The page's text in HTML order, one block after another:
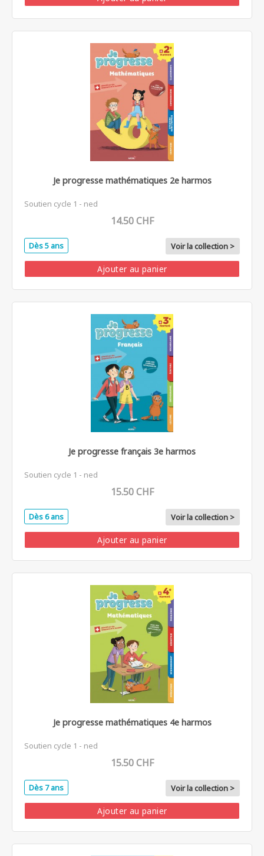
Je progresse mathématiques 2e harmos
Soutien cycle 1 - ned
14.50 CHF
Dès 5 ans Voir la collection >
Ajouter au panier
Je progresse français 3e harmos
Soutien cycle 1 - ned
15.50 CHF
Dès 6 ans Voir la collection >
Ajouter au panier
Je progresse mathématiques 4e harmos
Soutien cycle 1 - ned
15.50 CHF
Dès 7 ans Voir la collection >
Ajouter au panier